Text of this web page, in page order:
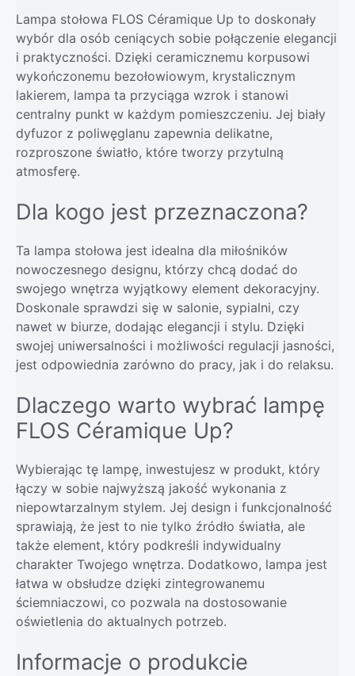
Lampa stołowa FLOS Céramique Up to doskonały
wybór dla osób ceniących sobie połączenie elegancji
i praktyczności. Dzięki ceramicznemu korpusowi
wykończonemu bezołowiowym, krystalicznym
lakierem, lampa ta przyciąga wzrok i stanowi
centralny punkt w każdym pomieszczeniu. Jej biały
dyfuzor z poliwęglanu zapewnia delikatne,
rozproszone światło, które tworzy przytulną
atmosferę.
Dla kogo jest przeznaczona?
Ta lampa stołowa jest idealna dla miłośników
nowoczesnego designu, którzy chcą dodać do
swojego wnętrza wyjątkowy element dekoracyjny.
Doskonale sprawdzi się w salonie, sypialni, czy
nawet w biurze, dodając elegancji i stylu. Dzięki
swojej uniwersalności i możliwości regulacji jasności,
jest odpowiednia zarówno do pracy, jak i do relaksu.
Dlaczego warto wybrać lampę
FLOS Céramique Up?
Wybierając tę lampę, inwestujesz w produkt, który
łączy w sobie najwyższą jakość wykonania z
niepowtarzalnym stylem. Jej design i funkcjonalność
sprawiają, że jest to nie tylko źródło światła, ale
także element, który podkreśli indywidualny
charakter Twojego wnętrza. Dodatkowo, lampa jest
łatwa w obsłudze dzięki zintegrowanemu
ściemniaczowi, co pozwala na dostosowanie
oświetlenia do aktualnych potrzeb.
Informacje o produkcie